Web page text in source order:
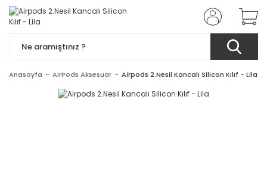
Anasayfa AirPods Aksesuar Airpods 2.Nesil Kancalı Silicon Kılıf - Lila